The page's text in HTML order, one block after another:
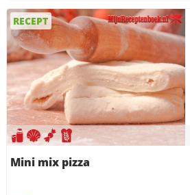
RECEPT
Mini mix pizza